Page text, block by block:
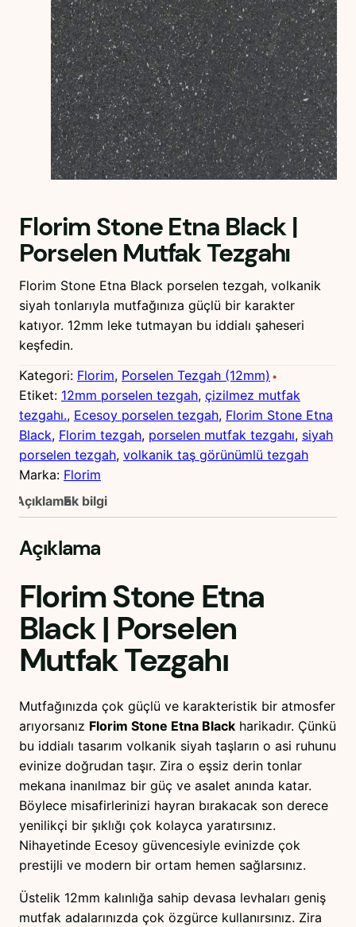
Florim Stone Etna Black |
Porselen Mutfak Tezgahı
Florim Stone Etna Black porselen tezgah, volkanik
siyah tonlarıyla mutfağınıza güçlü bir karakter
katıyor. 12mm leke tutmayan bu iddialı şaheseri
keşfedin.
Kategori: Florim, Porselen Tezgah (12mm)
Etiket: 12mm porselen tezgah, çizilmez mutfak
tezgahı., Ecesoy porselen tezgah, Florim Stone Etna
Black, Florim tezgah, porselen mutfak tezgahı, siyah
porselen tezgah, volkanik taş görünümlü tezgah
Marka: Florim
AçıklamaEk bilgi
Açıklama
Florim Stone Etna
Black| Porselen
Mutfak Tezgahı
Mutfağınızda çok güçlü ve karakteristik bir atmosfer
arıyorsanız Florim Stone Etna Black harikadır. Çünkü
bu iddialı tasarım volkanik siyah taşların o asi ruhunu
evinize doğrudan taşır. Zira o eşsiz derin tonlar
mekana inanılmaz bir güç ve asalet anında katar.
Böylece misafirlerinizi hayran bırakacak son derece
yenilikçi bir şıklığı çok kolayca yaratırsınız.
Nihayetinde Ecesoy güvencesiyle evinizde çok
prestijli ve modern bir ortam hemen sağlarsınız.
Üstelik 12mm kalınlığa sahip devasa levhaları geniş
mutfak adalarınızda çok özgürce kullanırsınız. Zira